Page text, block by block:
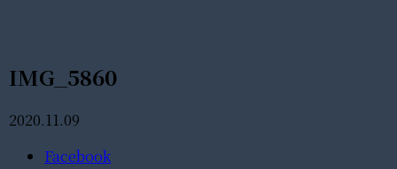
IMG_5860
2020.11.09
Facebook